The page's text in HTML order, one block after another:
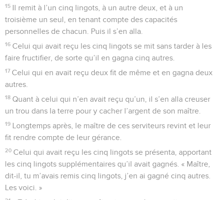
15 Il remit à l’un cinq lingots, à un autre deux, et à un
troisième un seul, en tenant compte des capacités
personnelles de chacun. Puis il s’en alla.
16 Celui qui avait reçu les cinq lingots se mit sans tarder à les
faire fructifier, de sorte qu’il en gagna cinq autres.
17 Celui qui en avait reçu deux fit de même et en gagna deux
autres.
18 Quant à celui qui n’en avait reçu qu’un, il s’en alla creuser
un trou dans la terre pour y cacher l’argent de son maître.
19 Longtemps après, le maître de ces serviteurs revint et leur
fit rendre compte de leur gérance.
20 Celui qui avait reçu les cinq lingots se présenta, apportant
les cinq lingots supplémentaires qu’il avait gagnés. « Maître,
dit-il, tu m’avais remis cinq lingots, j’en ai gagné cinq autres.
Les voici. »